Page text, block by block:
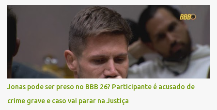
Em poucos minutos, o vídeo começou a circular entre fãs do
programa e curiosos, levantando uma enxurrada de comentários,
teorias e críticas. O que antes era restrito às câmeras do reality,
agora virou assunto nacional. E como sempre acontece em
situações assim, a internet não perdoou. A cena que incendiou as
redes A repercussão foi imediata. O nome de Jonas e Jordana
disparou nas buscas, enquanto trechos do momento viralizavam
em diferentes plataformas. A cena rapidamente viralizou e virou
um dos assuntos mais comentados. Enquanto alguns fãs
Jonas pode ser preso no BBB 26? Participante é acusado de
crime grave e caso vai parar na Justiça